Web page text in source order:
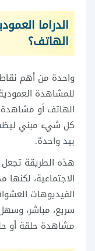
الهاتف؟
للمشاهدة
الهاتف أو مشاهدة
كل شيء مبني
بيد واحدة.
هذه الطريقة تجعل
الاجتماعية،
الفيديوهات
سريع، مباشر،
مشاهدة حلقة أو